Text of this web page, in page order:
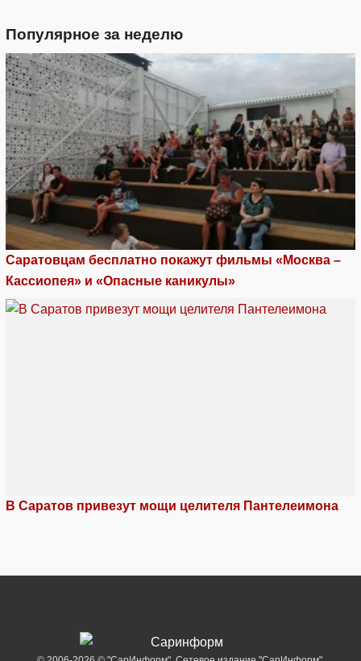
Популярное за неделю
Саратовцам бесплатно покажут фильмы «Москва –
Кассиопея» и «Опасные каникулы»
В Саратов привезут мощи целителя Пантелеимона